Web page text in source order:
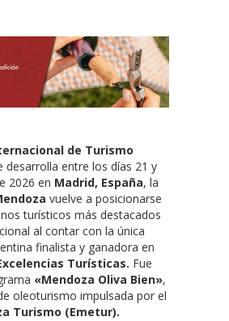
de Turismo
desarrolla entre los días 21 y
2026 en Madrid, España, la
vuelve a posicionarse
turísticos más destacados
al contar con la única
finalista y ganadora en
Turísticas. Fue
«Mendoza Oliva Bien»,
oleoturismo impulsada por el
Turismo (Emetur).